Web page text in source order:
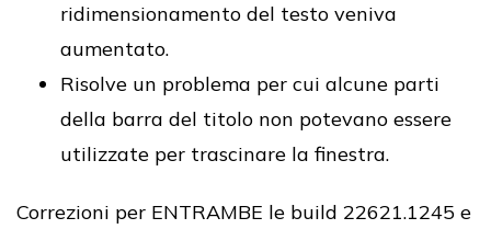
ridimensionamento del testo veniva
aumentato.
Risolve un problema per cui alcune parti
della barra del titolo non potevano essere
utilizzate per trascinare la finestra.
Correzioni per ENTRAMBE le build 22621.1245 e